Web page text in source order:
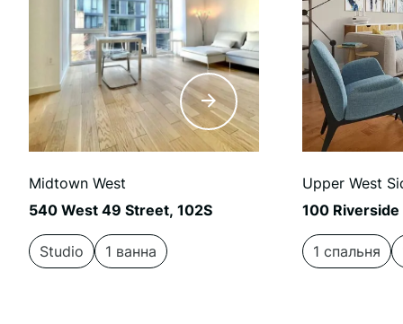
Midtown West
540 West 49 Street, 102S
Studio 1 ванна
Upper West
100
1 спальня